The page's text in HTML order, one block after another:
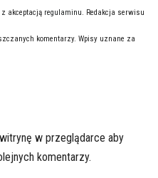
akceptacją regulaminu. Redakcja serwisu
komentarzy. Wpisy uznane za
w przeglądarce aby
komentarzy.